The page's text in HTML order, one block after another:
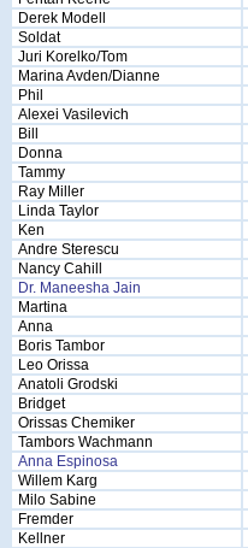
Derek Modell
Soldat
Juri Korelko/Tom
Marina Avden/Dianne
Phil
Alexei Vasilevich
Bill
Donna
Tammy
Ray Miller
Linda Taylor
Ken
Andre Sterescu
Nancy Cahill
Dr. Maneesha Jain
Martina
Anna
Boris Tambor
Leo Orissa
Anatoli Grodski
Bridget
Orissas Chemiker
Tambors Wachmann
Anna Espinosa
Willem Karg
Milo Sabine
Fremder
Kellner